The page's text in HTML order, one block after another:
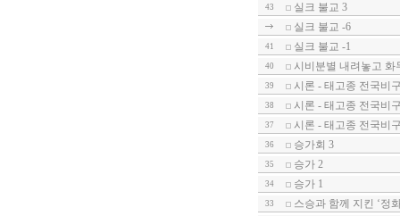
43
실크 불교 3
실크 불교 -6
41 실크 불교 -1
40 시비분별 내려놓고 화
39 시론 - 태고종 전국비
38 시론 - 태고종 전국비
37 시론 - 태고종 전국비
36 승가회 3
35 승가 2
34 승가 1
33 스승과 함께 지킨 ‘정